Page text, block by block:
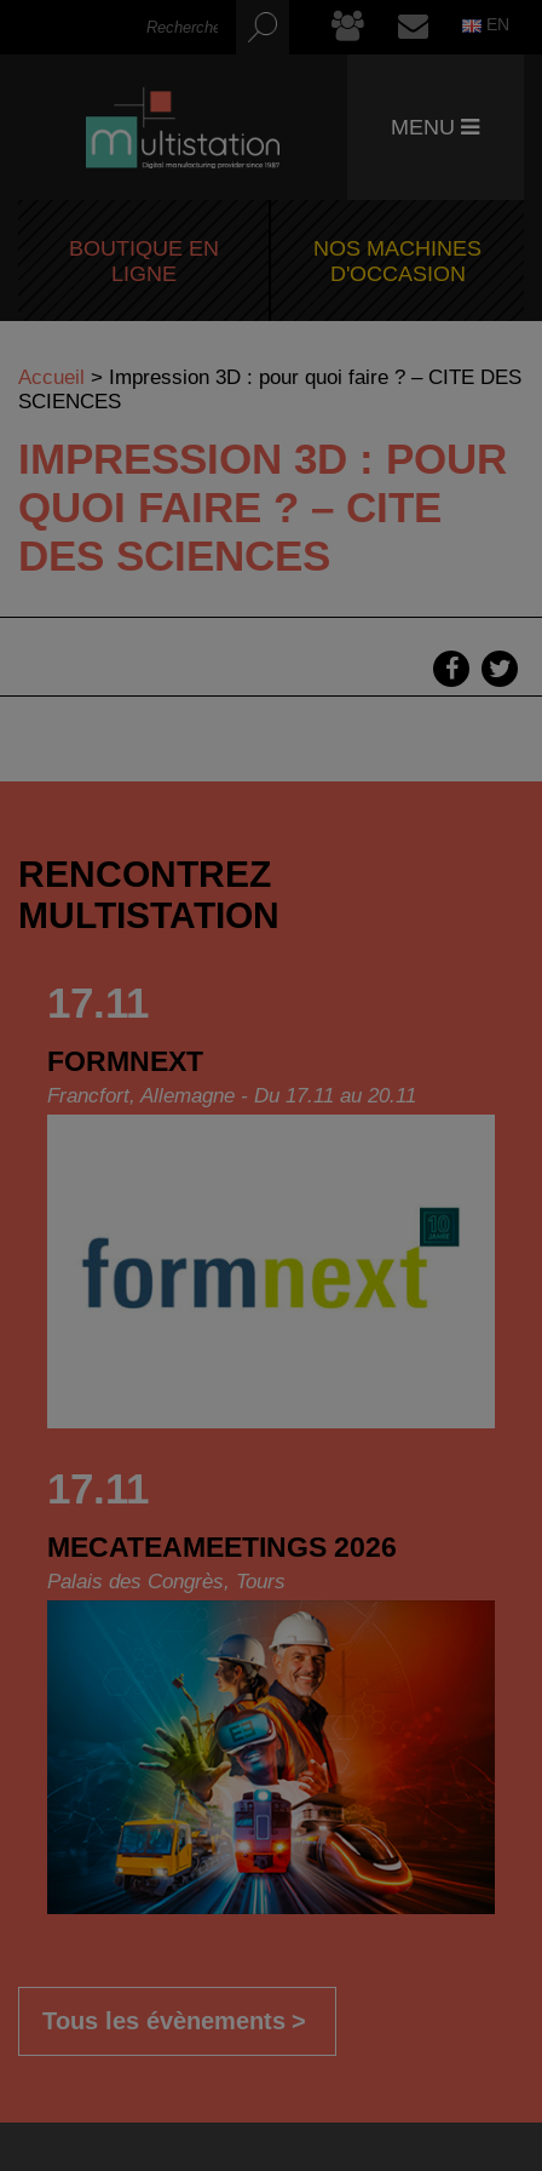
EN
MENU
BOUTIQUE EN
LIGNE
NOS MACHINES
D'OCCASION
Accueil > Impression 3D : pour quoi faire ? – CITE DES
SCIENCES
IMPRESSION 3D : POUR
QUOI FAIRE ? – CITE
DES SCIENCES
RENCONTREZ
MULTISTATION
17.11
FORMNEXT
Francfort, Allemagne - Du 17.11 au 20.11
17.11
MECATEAMEETINGS 2026
Palais des Congrès, Tours
Tous les évènements